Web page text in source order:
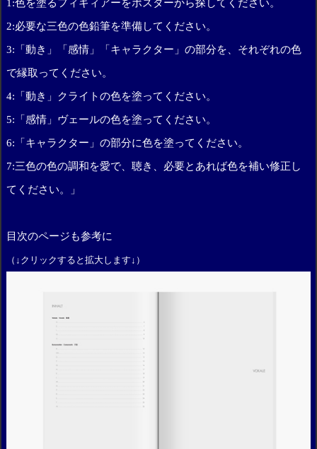
1:色を塗るフィギィアーをポスターから探してください。
2:必要な三色の色鉛筆を準備してください。
3:「動き」「感情」「キャラクター」の部分を、それぞれの色
で縁取ってください。
4:「動き」クライトの色を塗ってください。
5:「感情」ヴェールの色を塗ってください。
6:「キャラクター」の部分に色を塗ってください。
7:三色の色の調和を愛で、聴き、必要とあれば色を補い修正し
てください。」
目次のページも参考に
（↓クリックすると拡大します↓）